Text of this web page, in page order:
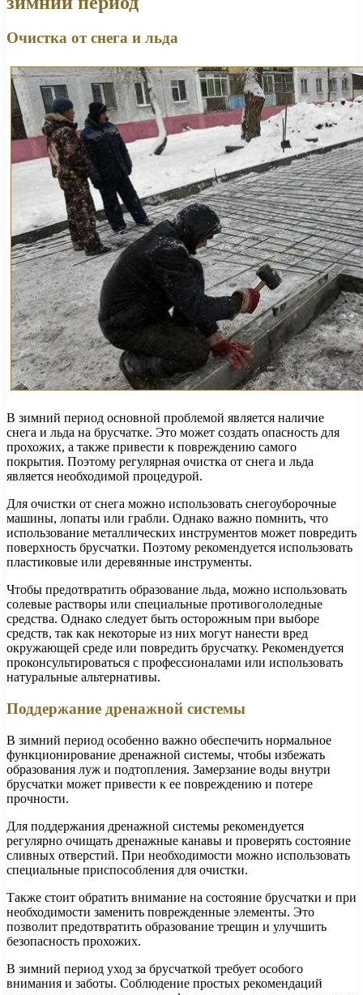
Очистка от снега и льда
В зимний период основной проблемой является наличие
снега и льда на брусчатке. Это может создать опасность для
прохожих, а также привести к повреждению самого
покрытия. Поэтому регулярная очистка от снега и льда
является необходимой процедурой.
Для очистки от снега можно использовать снегоуборочные
машины, лопаты или грабли. Однако важно помнить, что
использование металлических инструментов может повредить
поверхность брусчатки. Поэтому рекомендуется использовать
пластиковые или деревянные инструменты.
Чтобы предотвратить образование льда, можно использовать
солевые растворы или специальные противогололедные
средства. Однако следует быть осторожным при выборе
средств, так как некоторые из них могут нанести вред
окружающей среде или повредить брусчатку. Рекомендуется
проконсультироваться с профессионалами или использовать
натуральные альтернативы.
Поддержание дренажной системы
В зимний период особенно важно обеспечить нормальное
функционирование дренажной системы, чтобы избежать
образования луж и подтопления. Замерзание воды внутри
брусчатки может привести к ее повреждению и потере
прочности.
Для поддержания дренажной системы рекомендуется
регулярно очищать дренажные канавы и проверять состояние
сливных отверстий. При необходимости можно использовать
специальные приспособления для очистки.
Также стоит обратить внимание на состояние брусчатки и при
необходимости заменить поврежденные элементы. Это
позволит предотвратить образование трещин и улучшить
безопасность прохожих.
В зимний период уход за брусчаткой требует особого
внимания и заботы. Соблюдение простых рекомендаций